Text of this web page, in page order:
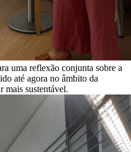
uma reflexão conjunta sobre a
até agora no âmbito da
mais sustentável.